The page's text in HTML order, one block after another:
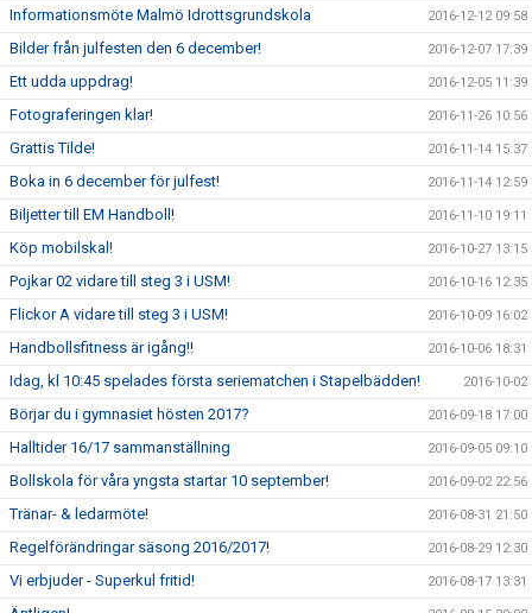
Informationsmöte Malmö Idrottsgrundskola 2016-12-12 09:58
Bilder från julfesten den 6 december! 2016-12-07 17:39
Ett udda uppdrag! 2016-12-05 11:39
Fotograferingen klar! 2016-11-26 10:56
Grattis Tilde! 2016-11-14 15:37
Boka in 6 december för julfest! 2016-11-14 12:59
Biljetter till EM Handboll! 2016-11-10 19:11
Köp mobilskal! 2016-10-27 13:15
Pojkar 02 vidare till steg 3 i USM! 2016-10-16 12:35
Flickor A vidare till steg 3 i USM! 2016-10-09 16:02
Handbollsfitness är igång!! 2016-10-06 18:31
Idag, kl 10:45 spelades första seriematchen i Stapelbädden! 2016-10-02
Börjar du i gymnasiet hösten 2017? 2016-09-18 17:00
Halltider 16/17 sammanställning 2016-09-05 09:10
Bollskola för våra yngsta startar 10 september! 2016-09-02 22:56
Tränar- & ledarmöte! 2016-08-31 21:50
Regelförändringar säsong 2016/2017! 2016-08-29 12:30
Vi erbjuder - Superkul fritid! 2016-08-17 13:31